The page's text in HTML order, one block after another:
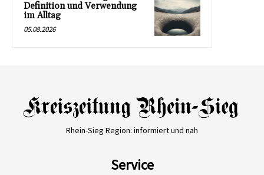
Definition und Verwendung
im Alltag
05.08.2026
Rhein-Sieg Region: informiert und nah
Service